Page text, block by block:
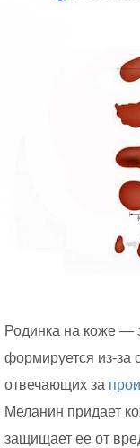
Родинка на коже —
формируется из-за
отвечающих за
Меланин придает
защищает ее от